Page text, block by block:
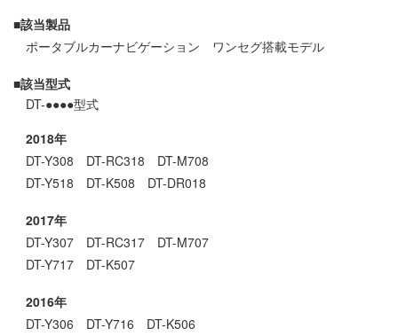
■該当製品
ポータブルカーナビゲーション ワンセグ搭載モデル
■該当型式
DT-●●●●型式
2018年
DT-Y308 DT-RC318 DT-M708
DT-Y518 DT-K508 DT-DR018
2017年
DT-Y307 DT-RC317 DT-M707
DT-Y717 DT-K507
2016年
DT-Y306 DT-Y716 DT-K506